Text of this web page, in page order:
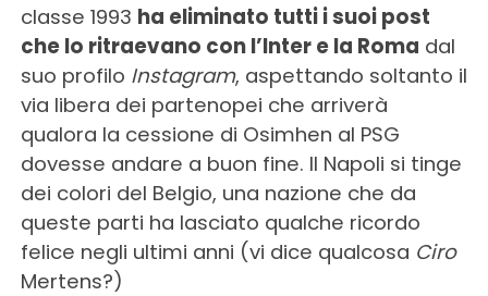
classe 1993 ha eliminato tutti i suoi post
che lo ritraevano con l’Inter e la Roma dal
suo profilo Instagram, aspettando soltanto il
via libera dei partenopei che arriverà
qualora la cessione di Osimhen al PSG
dovesse andare a buon fine. Il Napoli si tinge
dei colori del Belgio, una nazione che da
queste parti ha lasciato qualche ricordo
felice negli ultimi anni (vi dice qualcosa Ciro
Mertens?)